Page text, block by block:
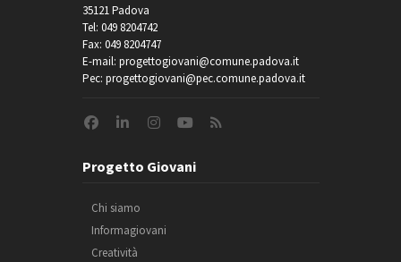
35121 Padova
Tel: 049 8204742
Fax: 049 8204747
E-mail: progettogiovani@comune.padova.it
Pec: progettogiovani@pec.comune.padova.it
Progetto Giovani
Chi siamo
Informagiovani
Creatività